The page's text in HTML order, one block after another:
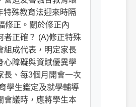
特殊教育法迎來時隔
修正。關於修正內
者正確？ (A)修正特殊
組成代表，明定家長
心障礙與資賦優異學
長、每3個月開會一次
學生鑑定及就學輔導
會議時，應將學生本